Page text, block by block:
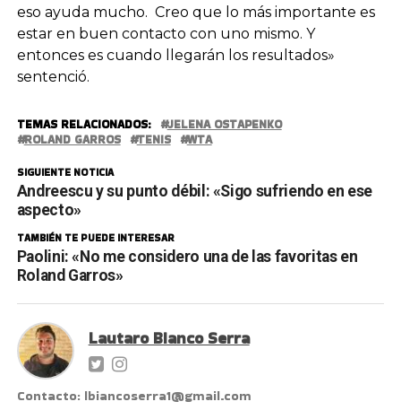
eso ayuda mucho. Creo que lo más importante es
estar en buen contacto con uno mismo. Y
entonces es cuando llegarán los resultados»
sentenció.
TEMAS RELACIONADOS:
JELENA OSTAPENKO
ROLAND GARROS
TENIS WTA
SIGUIENTE NOTICIA
Andreescu y su punto débil: «Sigo sufriendo en ese
aspecto»
TAMBIÉN TE PUEDE INTERESAR
Paolini: «No me considero una de las favoritas en
Roland Garros»
Lautaro Bianco Serra
Contacto: lbiancoserra1@gmail.com